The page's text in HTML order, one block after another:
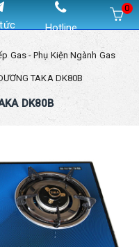
Hotline
0
Gas - Phụ Kiện Ngành Gas
TAKA DK80B
DK80B